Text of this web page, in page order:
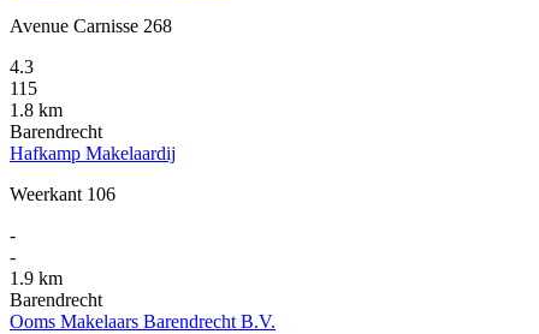
Avenue Carnisse 268
4.3
115
1.8 km
Barendrecht
Hafkamp Makelaardij
Weerkant 106
-
-
1.9 km
Barendrecht
Ooms Makelaars Barendrecht B.V.